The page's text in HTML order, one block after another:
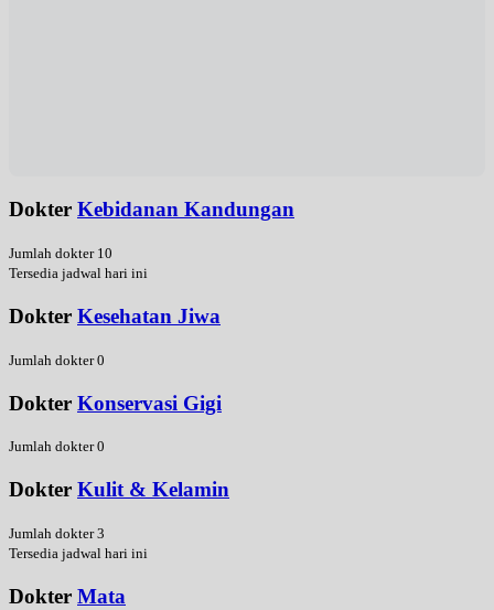
Dokter Kebidanan Kandungan
Jumlah dokter 10
Tersedia jadwal hari ini
Dokter Kesehatan Jiwa
Jumlah dokter 0
Dokter Konservasi Gigi
Jumlah dokter 0
Dokter Kulit & Kelamin
Jumlah dokter 3
Tersedia jadwal hari ini
Dokter Mata